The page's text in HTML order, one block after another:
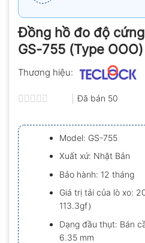
Đồng hồ đo độ
GS-755 (Type OOO)
Thương hiệu:
xếp
hạng
0.0
5
sao
Đã bán 50
Model: GS-755
Xuất xứ: Nhật Bản
Bảo hành: 12 tháng
Giá trị tải của lò xo:
113.3gf）
Dạng đầu thụt: Bán
6.35 mm